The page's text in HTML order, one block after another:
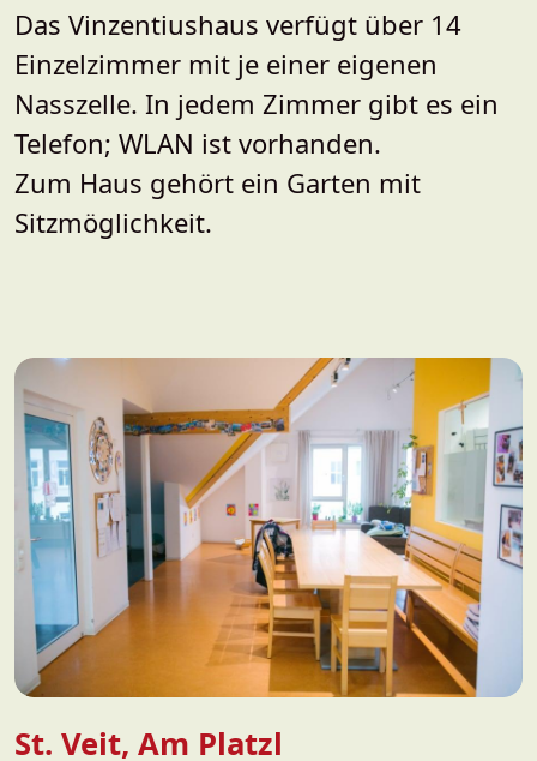
Das Vinzentiushaus verfügt über 14
Einzelzimmer mit je einer eigenen
Nasszelle. In jedem Zimmer gibt es ein
Telefon; WLAN ist vorhanden.
Zum Haus gehört ein Garten mit
Sitzmöglichkeit.
St. Veit, Am Platzl